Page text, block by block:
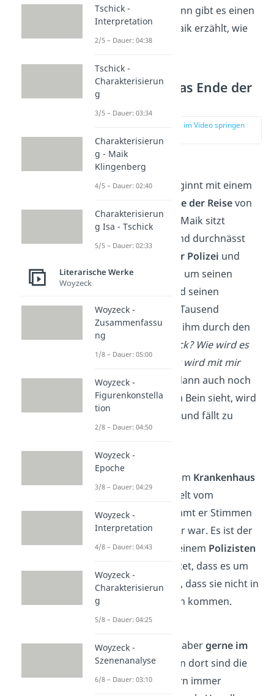
Abenteuers. Ab dann gibt es einen
Zeitsprung und Maik erzählt, wie
alles anfing.
Kapitel 1-4: Das Ende der
Reise
zur Stelle im Video springen
Kapitel 1
Die Geschichte beginnt mit einem
Ende der Reisevon
Tschick und Maik. Maik sitzt
blutverschmiert und durchnässt
Revier der Polizei und
macht sich Sorgen um seinen
Freund Tschick und seinen
Schwarm Tatjana. Tausend
Gedanken kreisen ihm durch den
Kopf:
Wo ist Tschick? Wie wird es
weitergehen? Was wird mit mir
passieren?
Als er dann auch noch
das Blut an seinem Bein sieht, wird
Maik ohnmächtig und fällt zu
Boden.
Kapitel 2
Maik wacht in einem Krankenhaus
wieder auf. Benebelt vom
Schmerzmittel nimmt er Stimmen
vor seinem Zimmer war. Es ist der
Arzt, der sich mit einem Polizisten
. Er vermutet, dass es um
ihn geht und hofft, dass sie nicht in
sein Zimmer herein kommen.
Kapitel 3
Eigentlich ist Maik abergerne im
Krankenhaus
, denn dort sind die
Krankenschwestern immer
Tschick -
Interpretation
2/5 – Dauer: 04:38
Tschick -
Charakterisierun
g
3/5 – Dauer: 03:34
Charakterisierun
g - Maik
Klingenberg
4/5 – Dauer: 02:40
Charakterisierun
g Isa - Tschick
5/5 – Dauer: 02:33
Literarische Werke
Woyzeck
Woyzeck -
Zusammenfassu
ng
1/8 – Dauer: 05:00
Woyzeck -
Figurenkonstella
tion
2/8 – Dauer: 04:50
Woyzeck -
Epoche
3/8 – Dauer: 04:29
Woyzeck -
Interpretation
4/8 – Dauer: 04:43
Woyzeck -
Charakterisierun
g
5/8 – Dauer: 04:25
Woyzeck -
Szenenanalyse
6/8 – Dauer: 03:10